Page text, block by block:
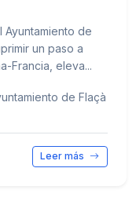
Ayuntamiento de
un paso a
Francia, eleva...
de Flaçà
Leer más